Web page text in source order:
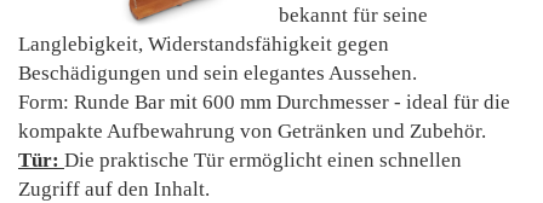
bekannt für seine
Langlebigkeit, Widerstandsfähigkeit gegen
Beschädigungen und sein elegantes Aussehen.
Form: Runde Bar mit 600 mm Durchmesser - ideal für die
kompakte Aufbewahrung von Getränken und Zubehör.
Tür: Die praktische Tür ermöglicht einen schnellen
Zugriff auf den Inhalt.